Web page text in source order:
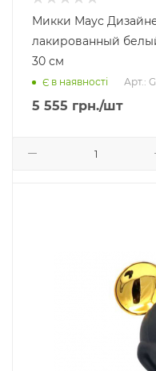
Микки Маус
лакированный
30 см
Є в наявності Арт.:
5 555 грн./шт